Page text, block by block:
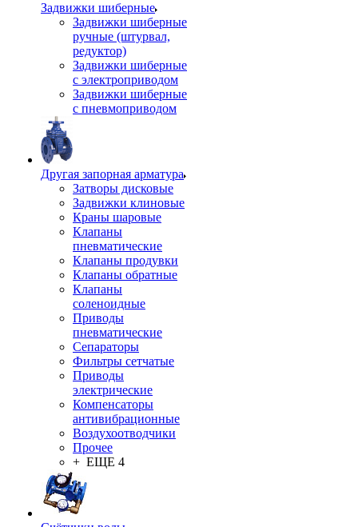
Задвижки шиберные
Задвижки шиберные
ручные (штурвал,
редуктор)
Задвижки шиберные
с электроприводом
Задвижки шиберные
с пневмоприводом
Другая запорная арматура
Затворы дисковые
Задвижки клиновые
Краны шаровые
Клапаны
пневматические
Клапаны продувки
Клапаны обратные
Клапаны
соленоидные
Приводы
пневматические
Сепараторы
Фильтры сетчатые
Приводы
электрические
Компенсаторы
антивибрационные
Воздухоотводчики
Прочее
+ ЕЩЕ 4